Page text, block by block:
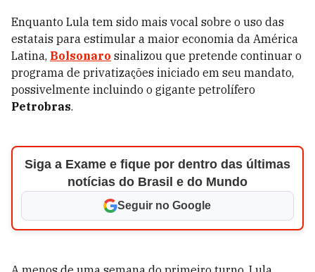
Enquanto Lula tem sido mais vocal sobre o uso das
estatais para estimular a maior economia da América
Latina, Bolsonaro sinalizou que pretende continuar o
programa de privatizações iniciado em seu mandato,
possivelmente incluindo o gigante petrolífero
Petrobras.
Siga a Exame e fique por dentro das últimas
notícias do Brasil e do Mundo
Seguir no Google